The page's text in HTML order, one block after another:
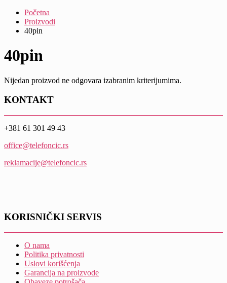
Početna
Proizvodi
40pin
40pin
Nijedan proizvod ne odgovara izabranim kriterijumima.
KONTAKT
+381 61 301 49 43
office@telefoncic.rs
reklamacije@telefoncic.rs
KORISNIČKI SERVIS
O nama
Politika privatnosti
Uslovi korišćenja
Garancija na proizvode